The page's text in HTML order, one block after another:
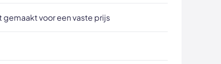
gemaakt voor een vaste prijs